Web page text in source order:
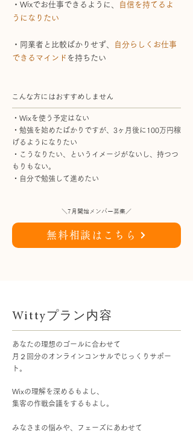
・Wixでお仕事できるように
自信を持てるよ
うになりたい
・同業者と比較ばかりせず
自分らしくお仕事
できるマインド を持ちたい
こんな方にはおすすめしません
・Wixを使う予定はない
・勉強を始めたばかりですが、3ヶ月後に100万円稼
げるようになりたい
・ こうなりたい、というイメージがないし、持つつ
もりもない。
・自分で勉強して進めたい
＼7月開始メンバー募集／
無料相談はこちら
Wittyプラン内容
あなたの理想のゴールに合わせて
月２回分のオンラインコンサルでじっくりサポー
ト。
Wixの理解を深めるもよし、
集客の作戦会議をするもよし。
みなさまの悩みや、フェーズにあわせて